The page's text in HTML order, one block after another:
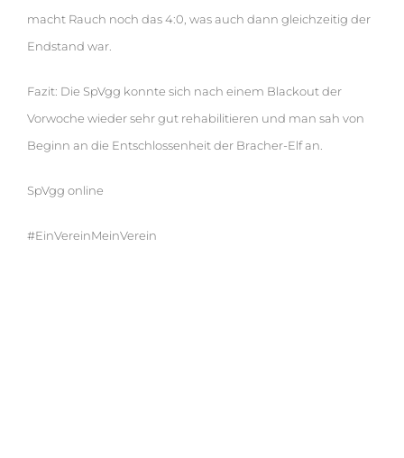
macht Rauch noch das 4:0, was auch dann gleichzeitig der
Endstand war.
Fazit: Die SpVgg konnte sich nach einem Blackout der
Vorwoche wieder sehr gut rehabilitieren und man sah von
Beginn an die Entschlossenheit der Bracher-Elf an.
SpVgg online
#EinVereinMeinVerein